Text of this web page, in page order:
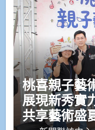
桃喜親子藝
展現新秀實
共享藝術盛